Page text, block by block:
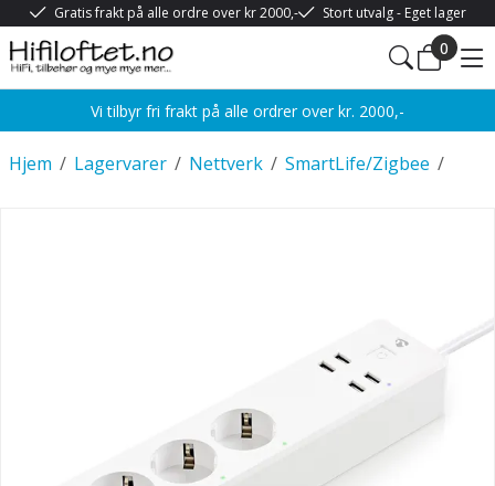
Gratis frakt på alle ordre over kr 2000,- Stort utvalg - Eget lager
0
Vi tilbyr fri frakt på alle ordrer over kr. 2000,-
/
Hjem /
Lagervarer /
Nettverk /
SmartLife/Zigbee